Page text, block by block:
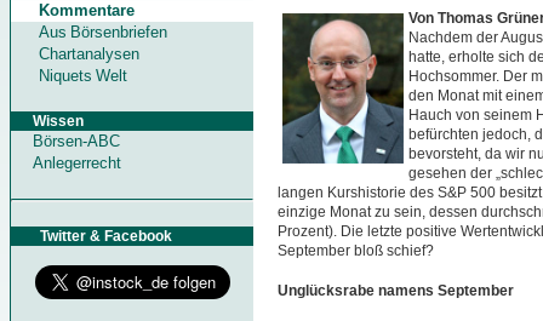
Kommentare
Aus Börsenbriefen
Chartanalysen
Niquets Welt
Wissen
Börsen-ABC
Anlegerrecht
Twitter & Facebook
Von Thomas
Nachdem der
hatte, erholte sich
Hochsommer. Der
den Monat mit
Hauch von seinem
befürchten jedoch,
bevorsteht, da wir
gesehen der
langen Kurshistorie des S&P 500
einzige Monat zu sein, dessen
Prozent). Die letzte positive
September bloß schief?
Unglücksrabe namens September